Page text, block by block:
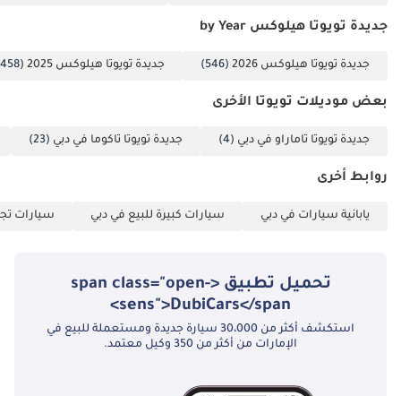
جديدة تويوتا هيلوكس by Year
جديدة تويوتا هيلوكس 2026 (546) جديدة تويوتا هيلوكس 2025 (458)
بعض موديلات تويوتا الأخرى
جديدة تويوتا تاماراو في دبي (4) جديدة تويوتا تاكوما في دبي (23)
روابط أخرى
يابانية سيارات في دبي سيارات كبيرة للبيع في دبي سيارات
تحميل تطبيق <span class="open-
sens">DubiCars</span>
استكشف أكثر من 30،000 سيارة جديدة ومستعملة للبيع في
الإمارات من أكثر من 350 وكيل معتمد.
الشاحنة، حيث يُساعدان في التعامل مع أبعادها الكبيرة في حركة المرور
مثاليًا للعائلات التي ترغب في الاستفادة من مزايا الشاحنة دون التضحية
بالنسبة للمشتري في دول مجلس التعاون الخليجي الذي يرغب في اقتناء
النسخة الأكثر فخامة وكفاءة من أكثر الشاحنات متانة في العالم، تُعدّ
المواصفات الخليجية ومظهرها الأسود الأنيق الجذاب يجعلها استثمارًا آمنًا
خبراء السوق. يُرجى دائماً فحص السيارة قبل الشراء.